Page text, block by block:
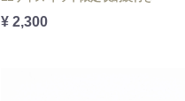
¥ 2,300